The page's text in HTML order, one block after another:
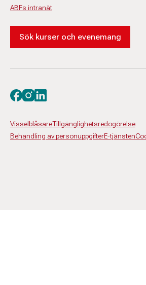
ABFs intranät
Sök kurser och evenemang
VisselblåsareTillgänglighetsredogörelse
Behandling av personuppgifterE-tjänsten
Besök oss på facebook
Besök oss på instagram
Besök oss på linkedin